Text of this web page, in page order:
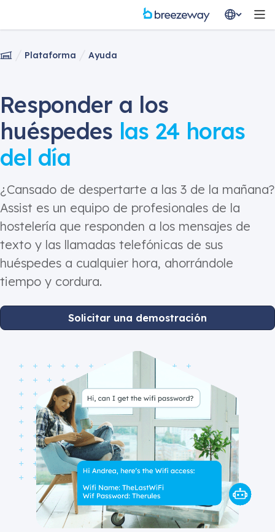
Plataforma Ayuda
Responder a los
huéspedes las 24 horas
del día
¿Cansado de despertarte a las 3 de la mañana?
Assist es un equipo de profesionales de la
hostelería que responden a los mensajes de
texto y las llamadas telefónicas de sus
huéspedes a cualquier hora, ahorrándole
tiempo y cordura.
Solicitar una demostración